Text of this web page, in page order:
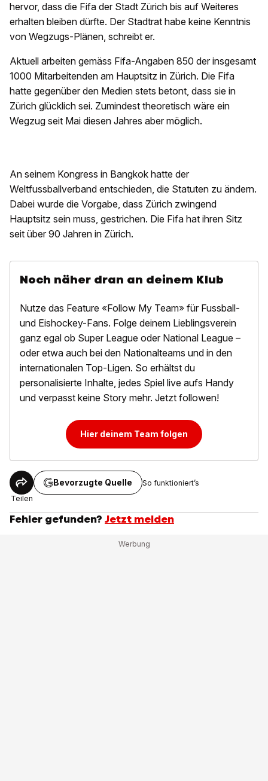
hervor, dass die Fifa der Stadt Zürich bis auf Weiteres
erhalten bleiben dürfte. Der Stadtrat habe keine Kenntnis
von Wegzugs-Plänen, schreibt er.
Aktuell arbeiten gemäss Fifa-Angaben 850 der insgesamt
1000 Mitarbeitenden am Hauptsitz in Zürich. Die Fifa
hatte gegenüber den Medien stets betont, dass sie in
Zürich glücklich sei. Zumindest theoretisch wäre ein
Wegzug seit Mai diesen Jahres aber möglich.
An seinem Kongress in Bangkok hatte der
Weltfussballverband entschieden, die Statuten zu ändern.
Dabei wurde die Vorgabe, dass Zürich zwingend
Hauptsitz sein muss, gestrichen. Die Fifa hat ihren Sitz
seit über 90 Jahren in Zürich.
Noch näher dran an deinem Klub
Nutze das Feature «Follow My Team» für Fussball-
und Eishockey-Fans. Folge deinem Lieblingsverein
ganz egal ob Super League oder National League –
oder etwa auch bei den Nationalteams und in den
internationalen Top-Ligen. So erhältst du
personalisierte Inhalte, jedes Spiel live aufs Handy
und verpasst keine Story mehr. Jetzt followen!
Hier deinem Team folgen
Teilen
Bevorzugte Quelle So funktioniert’s
Fehler gefunden? Jetzt melden